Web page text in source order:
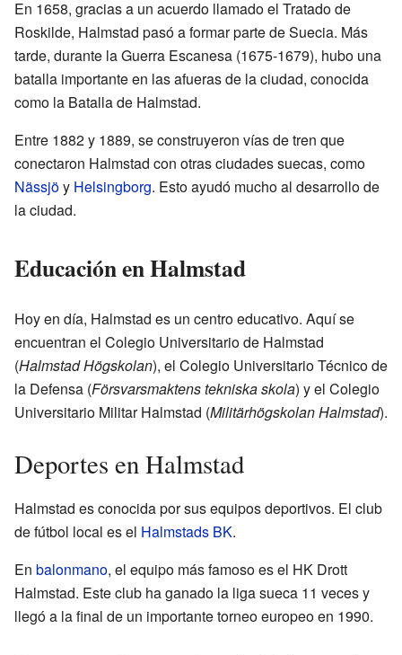
En 1658, gracias a un acuerdo llamado el Tratado de
Roskilde, Halmstad pasó a formar parte de Suecia. Más
tarde, durante la Guerra Escanesa (1675-1679), hubo una
batalla importante en las afueras de la ciudad, conocida
como la Batalla de Halmstad.
Entre 1882 y 1889, se construyeron vías de tren que
conectaron Halmstad con otras ciudades suecas, como
Nässjöy Helsingborg. Esto ayudó mucho al desarrollo de
la ciudad.
Educación en Halmstad
Hoy en día, Halmstad es un centro educativo. Aquí se
encuentran el Colegio Universitario de Halmstad
(Halmstad Högskolan), el Colegio Universitario Técnico de
la Defensa (Försvarsmaktens tekniska skola) y el Colegio
Universitario Militar Halmstad (Militärhögskolan Halmstad).
Deportes en Halmstad
Halmstad es conocida por sus equipos deportivos. El club
de fútbol local es el Halmstads BK.
En balonmano, el equipo más famoso es el HK Drott
Halmstad. Este club ha ganado la liga sueca 11 veces y
llegó a la final de un importante torneo europeo en 1990.